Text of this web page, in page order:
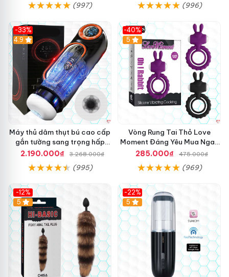
(997) (996)
-33%
Hot
4.9
Máy thủ dâm thụt bú cao cấp
gắn tường sang trọng hấp
dẫn
2.190.000₫ 3.268.000₫
(995)
-40%
5
Vòng Rung Tai Thỏ Love
Moment Đáng Yêu Mua Ngay
Giá Tốt
285.000₫ 475.000₫
(969)
-12%
Hot
5
-22%
5